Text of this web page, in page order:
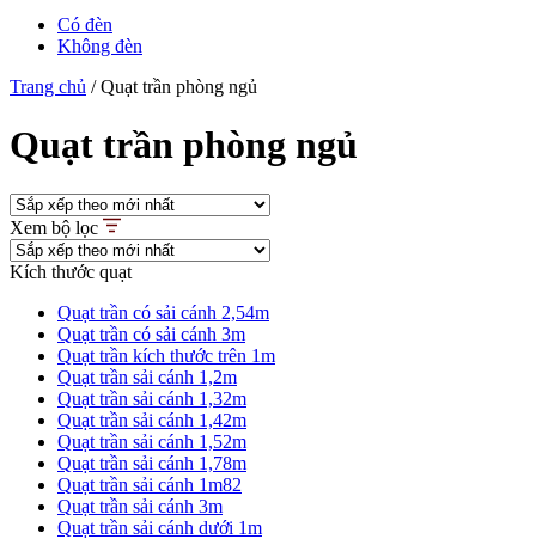
Có đèn
Không đèn
Trang chủ /Quạt trần phòng ngủ
Quạt trần phòng ngủ
Xem bộ lọc
Kích thước quạt
Quạt trần có sải cánh 2,54m
Quạt trần có sải cánh 3m
Quạt trần kích thước trên 1m
Quạt trần sải cánh 1,2m
Quạt trần sải cánh 1,32m
Quạt trần sải cánh 1,42m
Quạt trần sải cánh 1,52m
Quạt trần sải cánh 1,78m
Quạt trần sải cánh 1m82
Quạt trần sải cánh 3m
Quạt trần sải cánh dưới 1m